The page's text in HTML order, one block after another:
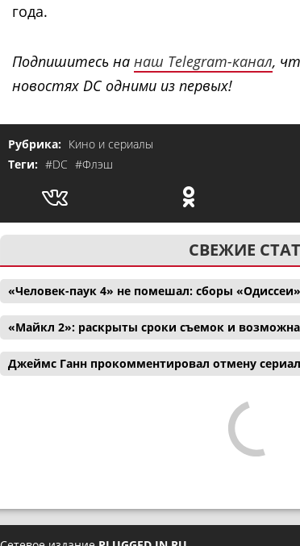
года.
Подпишитесь на наш Telegram-канал,
новостях DC одними из первых!
Рубрика: Кино и сериалы
Теги: #DC #Флэш
СВЕЖИЕ
«Человек-паук 4» не помешал: сборы
«Майкл 2»: раскрыты сроки съемок и
Джеймс Ганн прокомментировал отмену